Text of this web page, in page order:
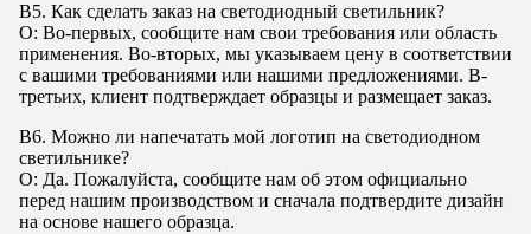
В5. Как сделать заказ на светодиодный светильник?
О: Во-первых, сообщите нам свои требования или область
применения. Во-вторых, мы указываем цену в соответствии
с вашими требованиями или нашими предложениями. В-
третьих, клиент подтверждает образцы и размещает заказ.
В6. Можно ли напечатать мой логотип на светодиодном
светильнике?
О: Да. Пожалуйста, сообщите нам об этом официально
перед нашим производством и сначала подтвердите дизайн
на основе нашего образца.